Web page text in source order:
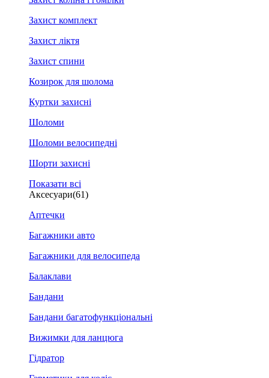
Захист комплект
Захист ліктя
Захист спини
Козирок для шолома
Куртки захисні
Шоломи
Шоломи велосипедні
Шорти захисні
Показати всі
Аксесуари(61)
Аптечки
Багажники авто
Багажники для велосипеда
Балаклави
Бандани
Бандани багатофункціональні
Вижимки для ланцюга
Гідратор